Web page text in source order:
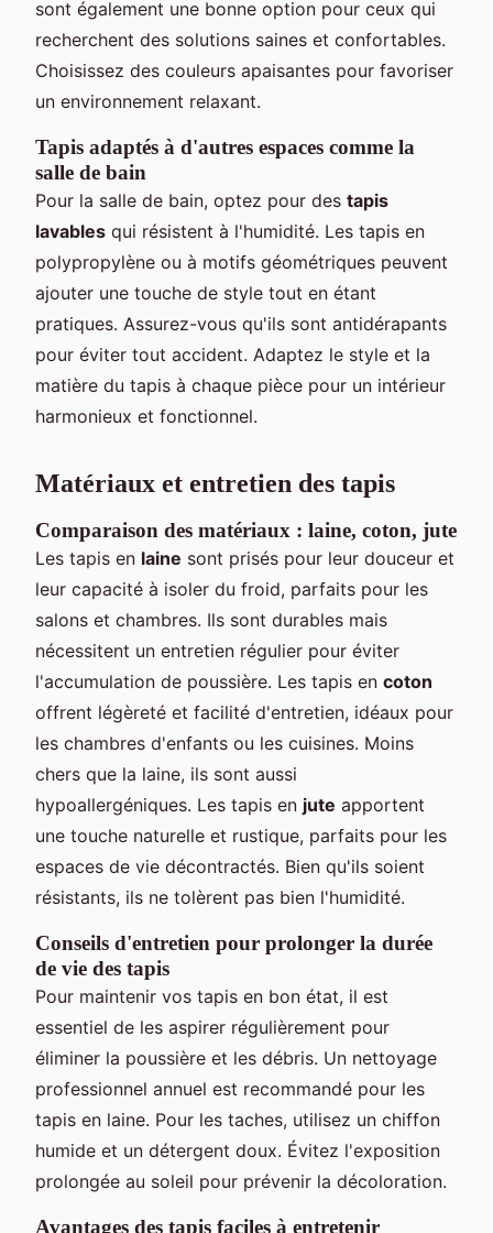
sont également une bonne option pour ceux qui
recherchent des solutions saines et confortables.
Choisissez des couleurs apaisantes pour favoriser
un environnement relaxant.
Tapis adaptés à d'autres espaces comme la
salle de bain
Pour la salle de bain, optez pour des tapis
lavables qui résistent à l'humidité. Les tapis en
polypropylène ou à motifs géométriques peuvent
ajouter une touche de style tout en étant
pratiques. Assurez-vous qu'ils sont antidérapants
pour éviter tout accident. Adaptez le style et la
matière du tapis à chaque pièce pour un intérieur
harmonieux et fonctionnel.
Matériaux et entretien des tapis
Comparaison des matériaux : laine, coton, jute
Les tapis en laine sont prisés pour leur douceur et
leur capacité à isoler du froid, parfaits pour les
salons et chambres. Ils sont durables mais
nécessitent un entretien régulier pour éviter
l'accumulation de poussière. Les tapis en coton
offrent légèreté et facilité d'entretien, idéaux pour
les chambres d'enfants ou les cuisines. Moins
chers que la laine, ils sont aussi
hypoallergéniques. Les tapis en jute apportent
une touche naturelle et rustique, parfaits pour les
espaces de vie décontractés. Bien qu'ils soient
résistants, ils ne tolèrent pas bien l'humidité.
Conseils d'entretien pour prolonger la durée
de vie des tapis
Pour maintenir vos tapis en bon état, il est
essentiel de les aspirer régulièrement pour
éliminer la poussière et les débris. Un nettoyage
professionnel annuel est recommandé pour les
tapis en laine. Pour les taches, utilisez un chiffon
humide et un détergent doux. Évitez l'exposition
prolongée au soleil pour prévenir la décoloration.
Avantages des tapis faciles à entretenir